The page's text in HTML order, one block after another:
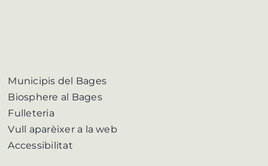
Municipis del Bages
Biosphere al Bages
Fulleteria
Vull aparèixer a la web
Accessibilitat